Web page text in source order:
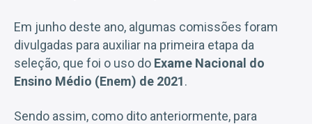
Em junho deste ano, algumas comissões foram
divulgadas para auxiliar na primeira etapa da
seleção, que foi o uso do Exame Nacional do
Ensino Médio (Enem) de 2021.
Sendo assim, como dito anteriormente, para